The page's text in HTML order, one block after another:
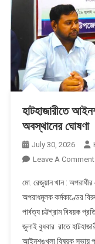
হাটহাজারীতে
অবস্থানের ঘোষণা
July 30, 2026
Leave A Comment
মো. রেজুয়ান খান :
অপরাধমূলক কর্মকাণ্ডের
পার্বত্য চট্টগ্রাম বিষয়ক
জুলাই বুধবার রাতে
আইনশৃঙ্খলা বিষয়ক সভায়